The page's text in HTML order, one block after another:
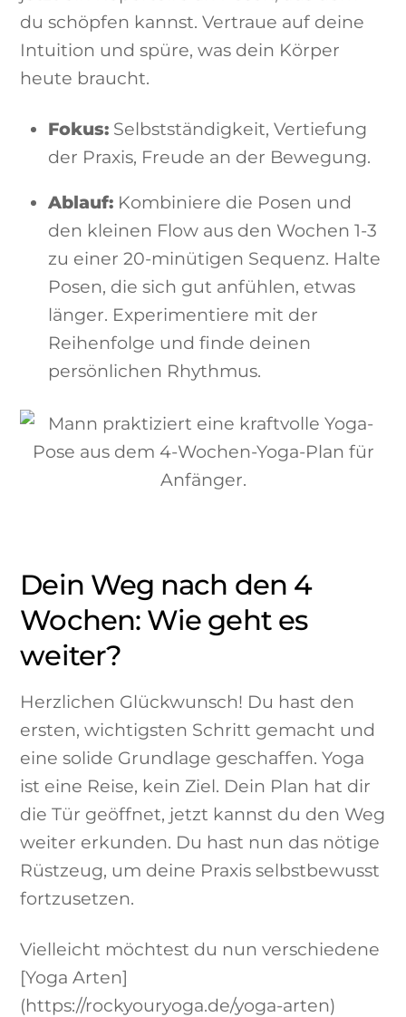
du schöpfen kannst. Vertraue auf deine
Intuition und spüre, was dein Körper
heute braucht.
Fokus: Selbstständigkeit, Vertiefung
der Praxis, Freude an der Bewegung.
Ablauf: Kombiniere die Posen und
den kleinen Flow aus den Wochen 1-3
zu einer 20-minütigen Sequenz. Halte
Posen, die sich gut anfühlen, etwas
länger. Experimentiere mit der
Reihenfolge und finde deinen
persönlichen Rhythmus.
Dein Weg nach den 4
Wochen: Wie geht es
weiter?
Herzlichen Glückwunsch! Du hast den
ersten, wichtigsten Schritt gemacht und
eine solide Grundlage geschaffen. Yoga
ist eine Reise, kein Ziel. Dein Plan hat dir
die Tür geöffnet, jetzt kannst du den Weg
weiter erkunden. Du hast nun das nötige
Rüstzeug, um deine Praxis selbstbewusst
fortzusetzen.
Vielleicht möchtest du nun verschiedene
[Yoga Arten]
(https://rockyouryoga.de/yoga-arten)